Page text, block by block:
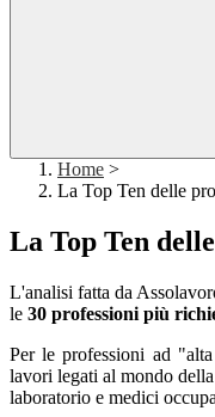
Home >
La Top Ten delle
La Top Ten
L'analisi fatta da
le 30 professioni più
Per le professioni ad
lavori legati al mondo
laboratorio e medici